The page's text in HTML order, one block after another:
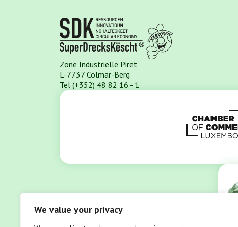
We value your privacy
Zone Industrielle Piret
L-7737 Colmar-Berg
Tel (+352) 48 82 16 - 1